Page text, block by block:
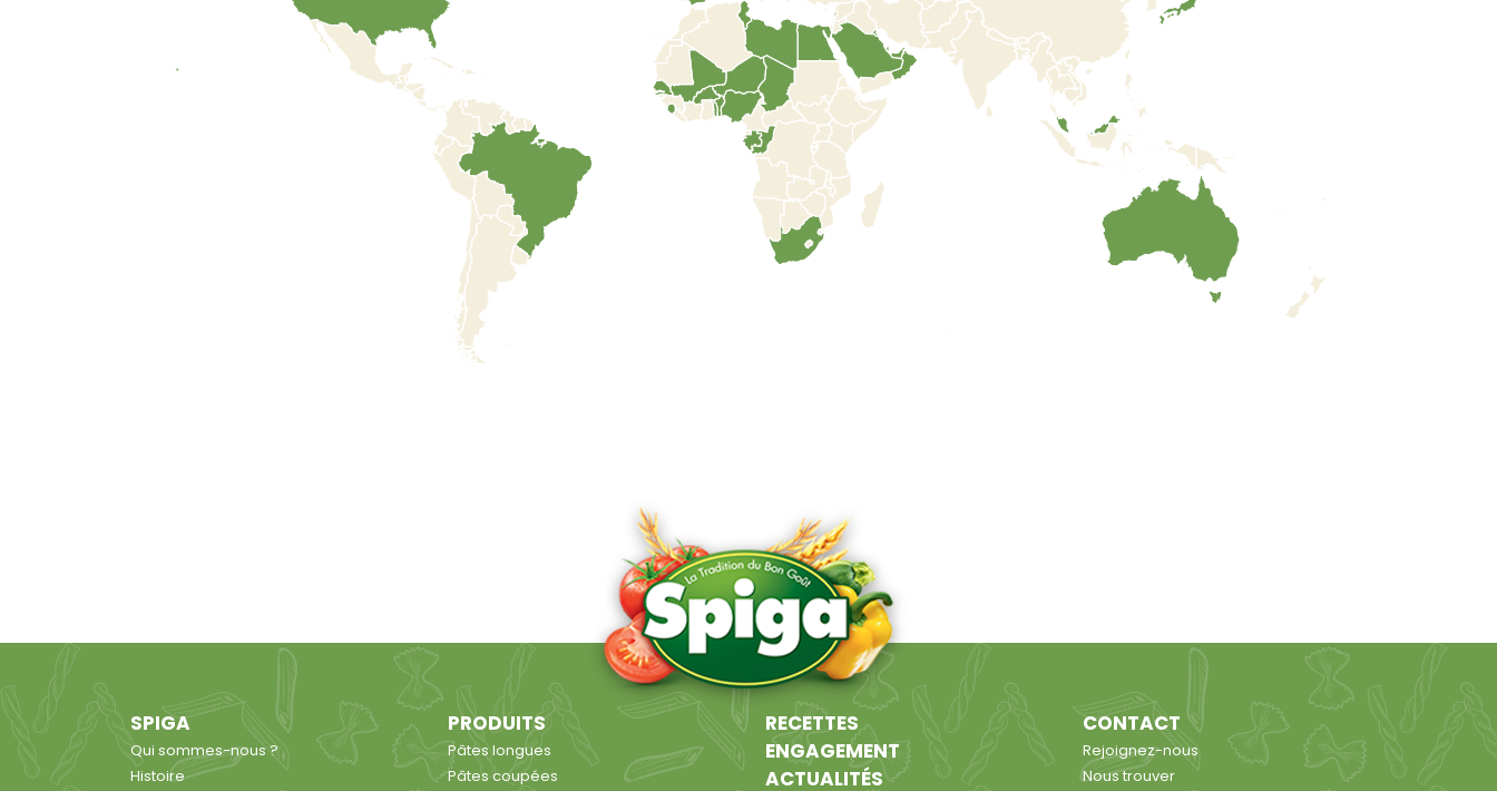
SPIGA
Qui sommes-nous ?
Histoire
PRODUITS
Pâtes longues
Pâtes coupées
RECETTES
ENGAGEMENT
ACTUALITÉS
CONTACT
Rejoignez-nous
Nous trouver